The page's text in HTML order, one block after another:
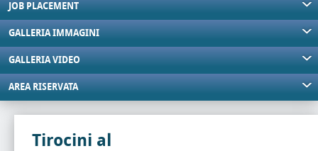
JOB PLACEMENT
GALLERIA IMMAGINI
GALLERIA VIDEO
AREA RISERVATA
Tirocini al